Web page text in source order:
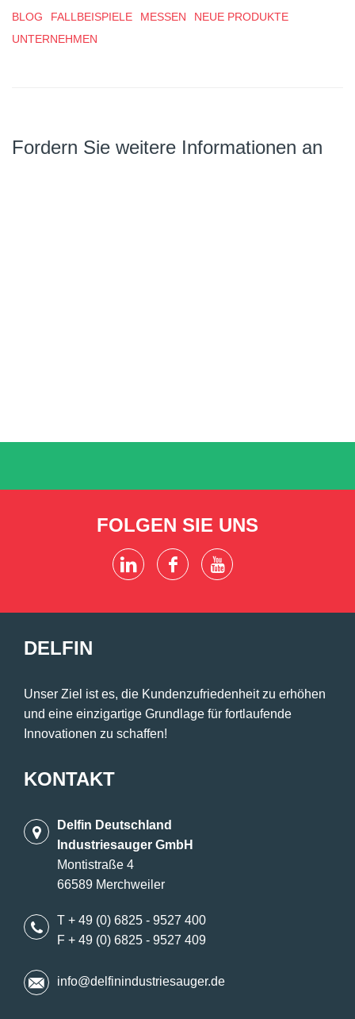
BLOG FALLBEISPIELE MESSEN
NEUE PRODUKTE
UNTERNEHMEN
Fordern Sie weitere Informationen an
FOLGEN SIE UNS
DELFIN
Unser Ziel ist es, die Kundenzufriedenheit zu erhöhen
und eine einzigartige Grundlage für fortlaufende
Innovationen zu schaffen!
KONTAKT
Delfin Deutschland
Industriesauger GmbH
Montistraße 4
66589 Merchweiler
T + 49 (0) 6825 - 9527 400
F + 49 (0) 6825 - 9527 409
info@delfinindustriesauger.de